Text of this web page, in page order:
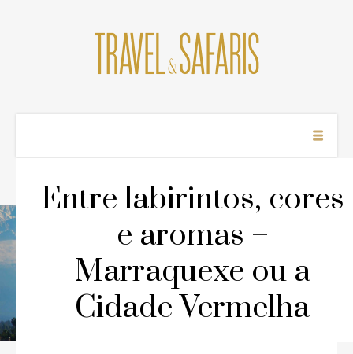
Entre labirintos,
cores e aromas –
Marraquexe ou a
Cidade Vermelha